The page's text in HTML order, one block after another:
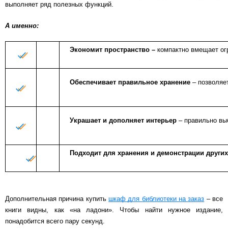
Каталог мебели на заказ
О компании
Оплата и доставка
Акции и скидки
Портфолио
выполняет ряд полезных функций.
А именно:
Экономит пространство – компактно вмещает
Обеспечивает правильное хранение –
Украшает и дополняет интерьер – правильно
Подходит для хранения и демонстрации
Дополнительная причина купить шкаф для библиотеки на заказ – все
книги видны, как «на ладони». Чтобы найти нужное издание,
понадобится всего пару секунд.